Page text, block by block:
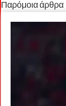
Παρόμοια άρθρα